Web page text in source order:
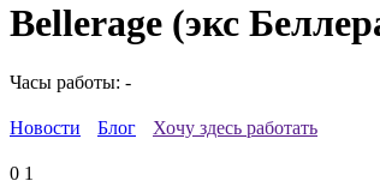
Bellerage (экс
Часы работы: -
Новости Блог Хочу здесь работать
0 1